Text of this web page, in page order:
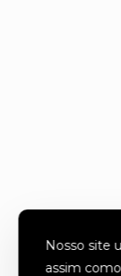
Nosso site
assim